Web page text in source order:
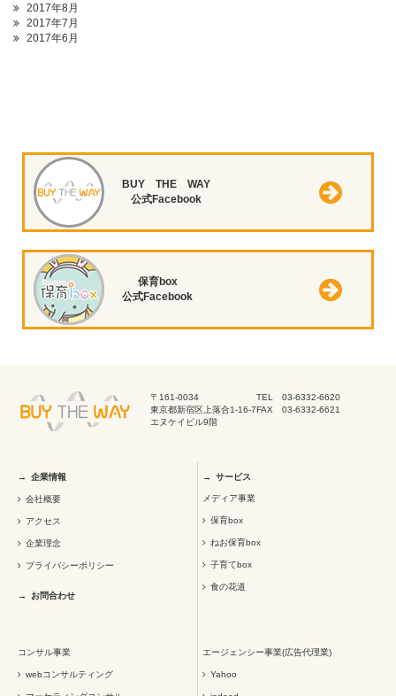
2017年8月
2017年7月
2017年6月
BUY THE WAY
公式Facebook
保育box
公式Facebook
〒161-0034
東京都新宿区上落合1-16-7
エヌケイビル9階
TEL 03-6332-6620
FAX 03-6332-6621
企業情報
会社概要
アクセス
企業理念
プライバシーポリシー
お問合わせ
サービス
メディア事業
保育box
ねお保育box
子育てbox
食の花道
コンサル事業
webコンサルティング
エージェンシー事業(広告代理業)
Yahoo